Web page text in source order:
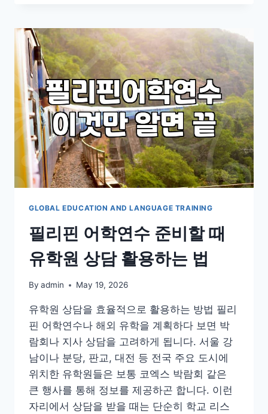
어
수
준
비
할
때
고
려
할
점
들
GLOBAL EDUCATION AND LANGUAGE TRAINING
필리핀 어학연수 준비할 때
유학원 상담 활용하는 법
By admin May 19, 2026
유학원 상담을 효율적으로 활용하는 방법 필리
핀 어학연수나 해외 유학을 계획하다 보면 박
람회나 지사 상담을 고려하게 됩니다. 서울 강
남이나 분당, 판교, 대전 등 전국 주요 도시에
위치한 유학원들은 보통 코엑스 박람회 같은
큰 행사를 통해 정보를 제공하곤 합니다. 이런
자리에서 상담을 받을 때는 단순히 학교 리스